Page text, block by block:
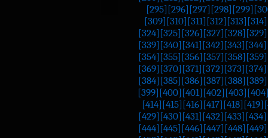
[295] [296] [297] [298] [299]
[309] [310] [311] [312] [313] [314]
[324] [325] [326] [327] [328] [329]
[339] [340] [341] [342] [343] [344]
[354] [355] [356] [357] [358] [359]
[369] [370] [371] [372] [373] [374]
[384] [385] [386] [387] [388] [389]
[399] [400] [401] [402] [403]
[414] [415] [416] [417] [418] [419]
[429] [430] [431] [432] [433] [434]
[444] [445] [446] [447] [448] [449]